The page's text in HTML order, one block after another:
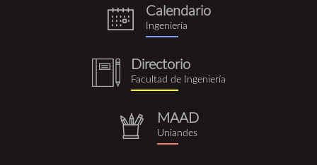
eventos.png
Calendario
Ingeniería
notebook
(1).png
Directorio
Facultad de Ingeniería
repositorio.png
MAAD
Uniandes